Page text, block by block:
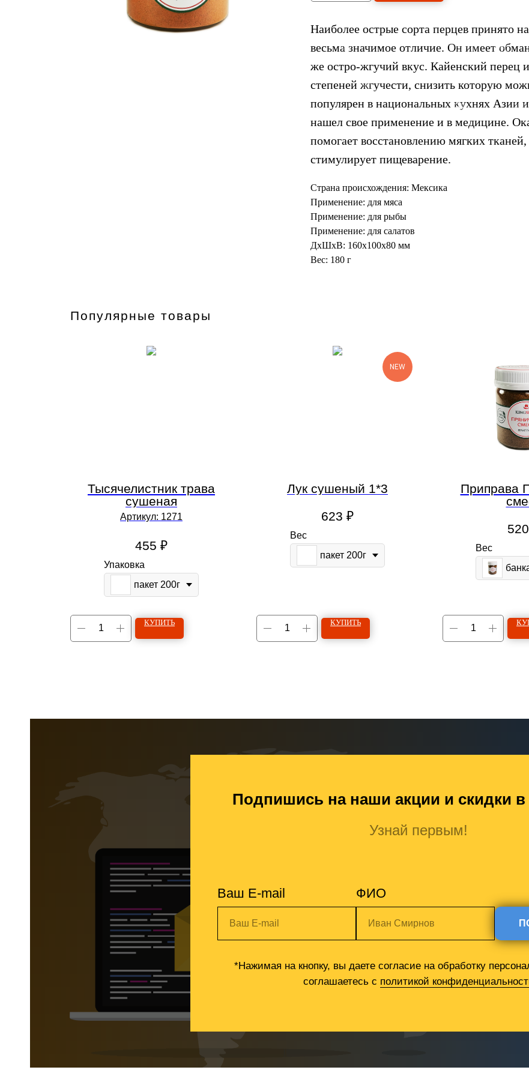
Наиболее острые сорта перцев принято
весьма значимое отличие. Он имеет
же остро-жгучий вкус. Кайенский перец
степеней жгучести, снизить которую
популярен в национальных кухнях Азии
нашел свое применение и в медицине.
помогает восстановлению мягких
стимулирует пищеварение.
Страна происхождения: Мексика
Применение: для мяса
Применение: для рыбы
Применение: для салатов
ДxШxВ: 160x100x80 мм
Вес: 180 г
Популярные товары
Тысячелистник трава
сушеная
Артикул: 1271
455 ₽
Упаковка
пакет 200г
КУПИТЬ
NEW
Лук сушеный 1*3
623 ₽
Вес
пакет 200г
КУПИТЬ
Приправа
520
Вес
Подпишись на наши акции и скидки в
Узнай первым!
Ваш E-mail
Ваш E-mail
ФИО
Иван Смирнов
*Нажимая на кнопку, вы даете согласие на обработку
соглашаетесь c политикой